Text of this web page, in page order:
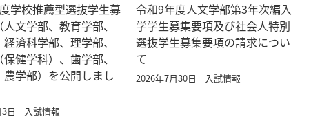
学校推薦型選抜学生募
文学部、教育学部、
済科学部、理学部、
健学科）、歯学部、
農学部）を公開しまし
日 入試情報
令和9年度人文学部第3年次編入
学学生募集要項及び社会人特別
選抜学生募集要項の請求につい
て
2026年7月30日 入試情報